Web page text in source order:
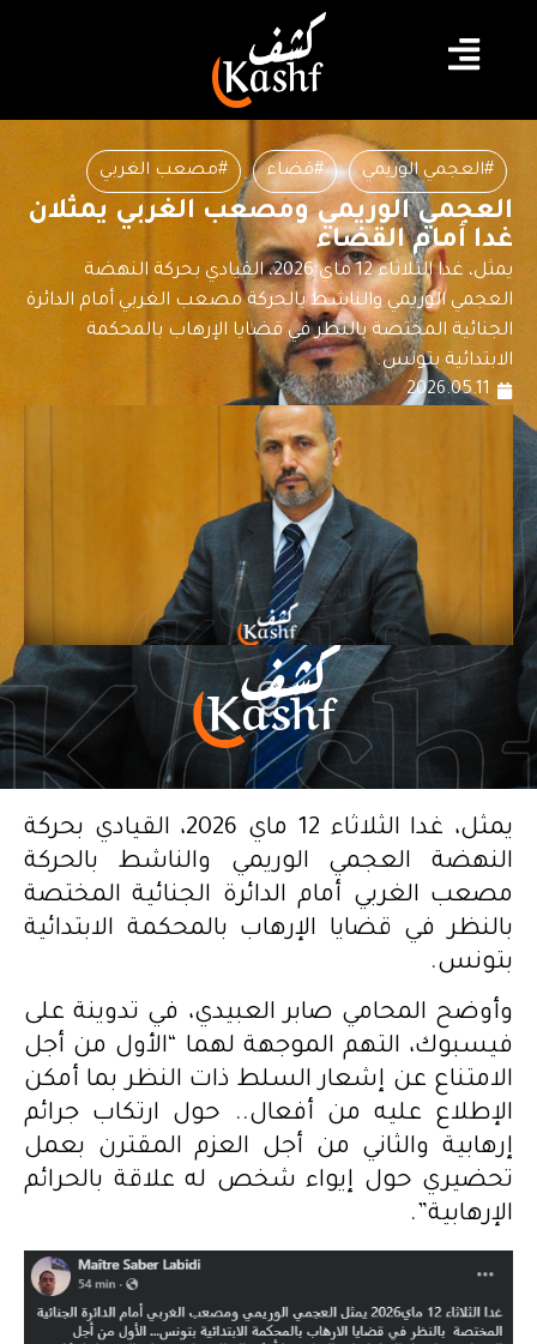
#العجمي الوريمي #قضاء #مصعب الغربي
العجمي الوريمي ومصعب الغربي يمثلان
غدا أمام القضاء
يمثل، غدا الثلاثاء 12 ماي 2026، القيادي بحركة النهضة
العجمي الوريمي والناشط بالحركة مصعب الغربي أمام الدائرة
الجنائية المختصة بالنظر في قضايا الإرهاب بالمحكمة
الابتدائية بتونس.
2026.05.11
يمثل، غدا الثلاثاء 12 ماي 2026، القيادي بحركة
النهضة العجمي الوريمي والناشط بالحركة
مصعب الغربي أمام الدائرة الجنائية المختصة
بالنظر في قضايا الإرهاب بالمحكمة الابتدائية
بتونس.
وأوضح المحامي صابر العبيدي، في تدوينة على
فيسبوك، التهم الموجهة لهما “الأول من أجل
الامتناع عن إشعار السلط ذات النظر بما أمكن
الإطلاع عليه من أفعال.. حول ارتكاب جرائم
إرهابية والثاني من أجل العزم المقترن بعمل
تحضيري حول إيواء شخص له علاقة بالحرائم
الإرهابية”.